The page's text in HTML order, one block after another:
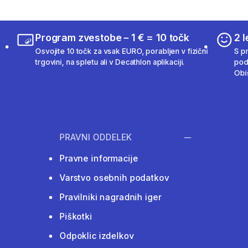
Program zvestobe – 1 € = 10 točk
Osvojite 10 točk za vsak EURO, porabljen v fizični
trgovini, na spletu ali v Decathlon aplikaciji.
2
S
PRAVNI ODDELEK
Pravne informacije
Varstvo osebnih podatkov
Pravilniki nagradnih iger
Piškotki
Odpoklic izdelkov